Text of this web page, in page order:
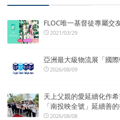
FLOC唯一基督徒專屬交
2021/03/29
亞洲最大級物流展「國
2026/08/09
天上父親的愛延續化作
「南投映全號」延續善
2026/08/08